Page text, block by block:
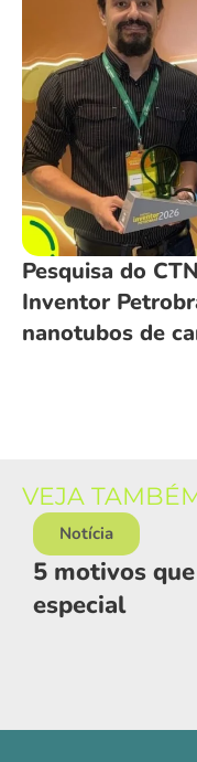
Pesquisa do
Inventor
nanotubos de
VEJA
Notícia
5 motivos
especial